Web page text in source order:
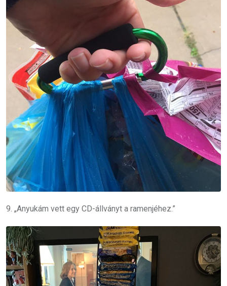
9. „Anyukám vett egy CD-állványt a ramenjéhez.”